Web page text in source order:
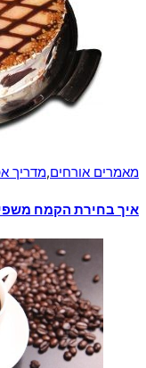
מאמרים אורחים,מדריך
איך בחירת הקמח